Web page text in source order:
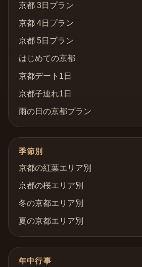
京都 3日プラン
京都 4日プラン
京都 5日プラン
はじめての京都
京都デート1日
京都子連れ1日
雨の日の京都プラン
季節別
京都の紅葉エリア別
京都の桜エリア別
冬の京都エリア別
夏の京都エリア別
年中行事